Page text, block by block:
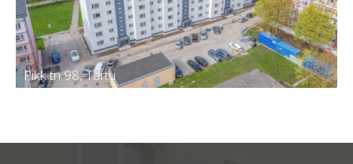
Aasta
2024
Pikk tn 98, Tartu